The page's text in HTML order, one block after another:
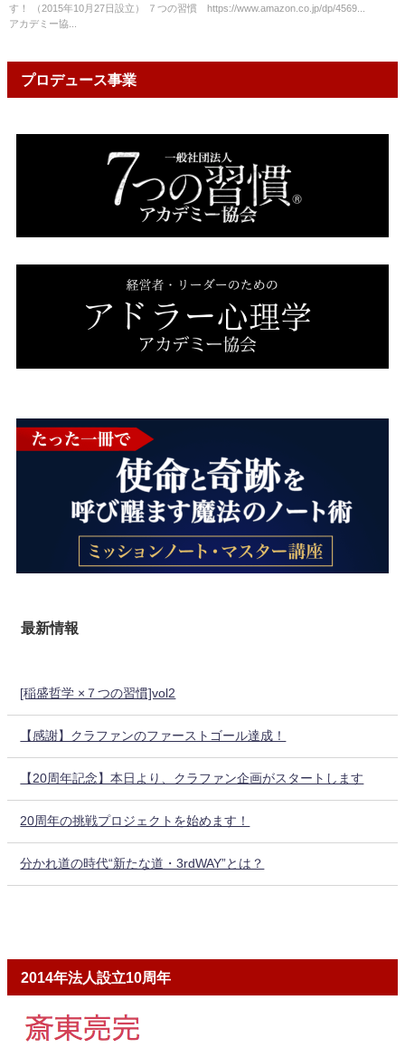
す！ （2015年10月27日設立） ７つの習慣
アカデミー協...
https://www.amazon.co.jp/dp/4569...
プロデュース事業
最新情報
[稲盛哲学 ×７つの習慣]vol2
【感謝】クラファンのファーストゴール達成！
【20周年記念】本日より、クラファン企画がスタートします
20周年の挑戦プロジェクトを始めます！
分かれ道の時代“新たな道・3rdWAY”とは？
2014年法人設立10周年